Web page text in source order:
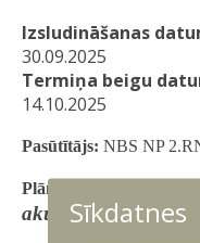
Izsludināšanas
30.09.2025
Termiņa beigu
14.10.2025
Pasūtītājs: NBS NP
Plānotās iepirkumu
akumolatori un
Sīkdatnes